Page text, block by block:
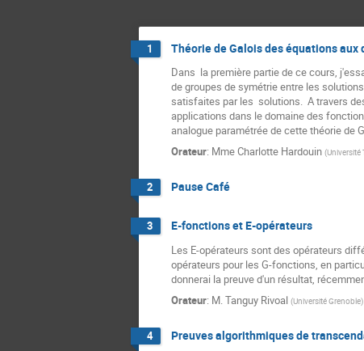
1 Théorie de Galois des équations
Dans  la première partie de ce cours,
de groupes de symétrie entre les
satisfaites par les  solutions.  A travers
applications dans le domaine des
analogue paramétrée de cette théorie de
Orateur: MmeCharlotte Hardouin (Université
2 Pause Café
3 E-fonctions et E-opérateurs
Les E-opérateurs sont des opérateurs
opérateurs pour les G-fonctions, en
donnerai la preuve d'un résultat,
Orateur: M.Tanguy Rivoal (Université Grenoble)
4 Preuves algorithmiques de